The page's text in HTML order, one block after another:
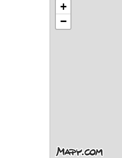
+
−